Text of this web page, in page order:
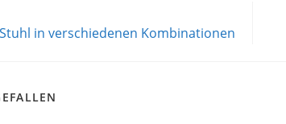
in verschiedenen Kombinationen